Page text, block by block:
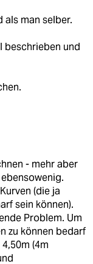
als man selber.
beschrieben und
- mehr aber
(die ja
sein können).
Problem. Um
zu können bedarf
(4m